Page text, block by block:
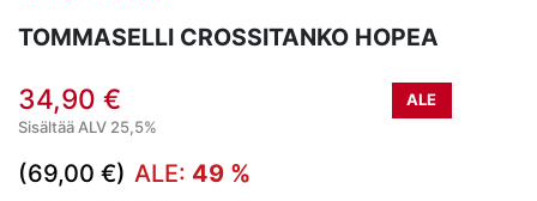
TOMMASELLI CROSSITANKO HOPEA
34,90 €
ALE
Sisältää ALV 25,5%
(69,00 €) ALE: 49 %